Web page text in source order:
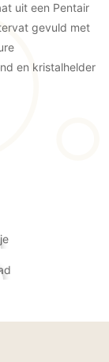
uit een Pentair
gevuld met
en kristalhelder